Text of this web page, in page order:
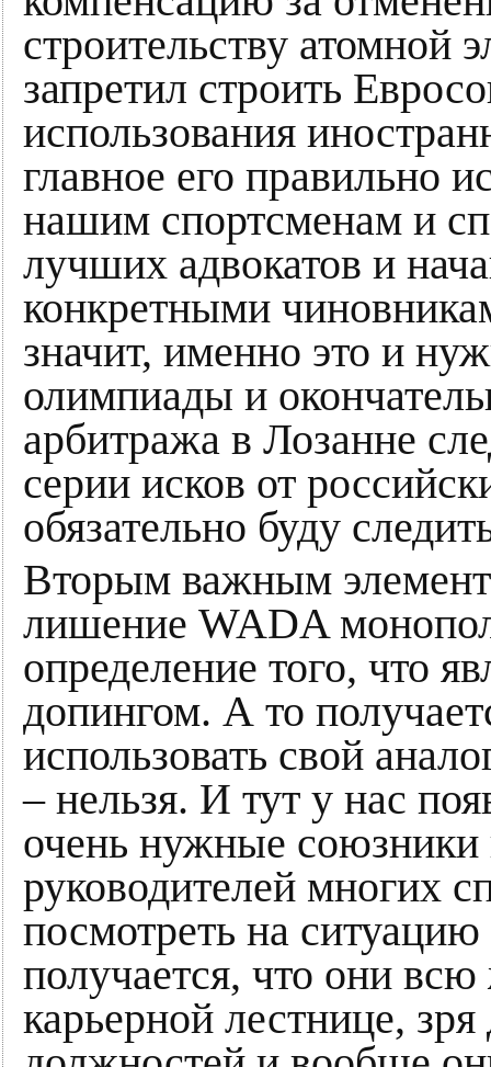
строительству атомной
запретил строить
использования
главное его правильно
нашим спортсменам и
лучших адвокатов и
конкретными
значит, именно это и
олимпиады и
арбитража в Лозанне
серии исков от
обязательно буду
Вторым важным
лишение WADA
определение того, что
допингом. А то
использовать свой
– нельзя. И тут у нас
очень нужные
руководителей многих
посмотреть на
получается, что они
карьерной лестнице,